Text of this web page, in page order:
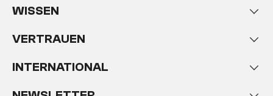
WISSEN
VERTRAUEN
INTERNATIONAL